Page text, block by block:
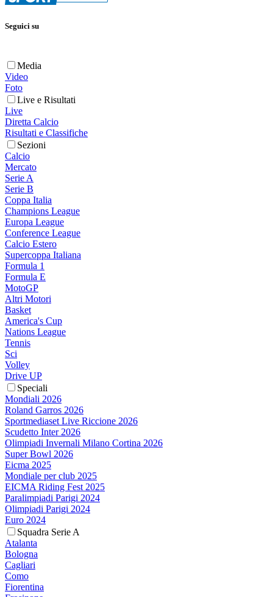
Seguici su
Media
Video
Foto
Live e Risultati
Live
Diretta Calcio
Risultati e Classifiche
Sezioni
Calcio
Mercato
Serie A
Serie B
Coppa Italia
Champions League
Europa League
Conference League
Calcio Estero
Supercoppa Italiana
Formula 1
Formula E
MotoGP
Altri Motori
Basket
America's Cup
Nations League
Tennis
Sci
Volley
Drive UP
Speciali
Mondiali 2026
Roland Garros 2026
Sportmediaset Live Riccione 2026
Scudetto Inter 2026
Olimpiadi Invernali Milano Cortina 2026
Super Bowl 2026
Eicma 2025
Mondiale per club 2025
EICMA Riding Fest 2025
Paralimpiadi Parigi 2024
Olimpiadi Parigi 2024
Euro 2024
Squadra Serie A
Atalanta
Bologna
Cagliari
Como
Fiorentina